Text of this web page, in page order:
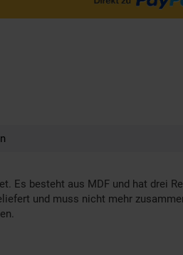
Es besteht aus MDF und hat drei
und muss nicht mehr